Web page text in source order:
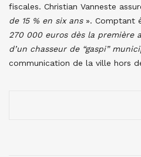
fiscales. Christian Vanneste
de 15 % en six ans ». Comptant
270 000 euros dès la première
d’un chasseur de “gaspi”
communication de la ville hors